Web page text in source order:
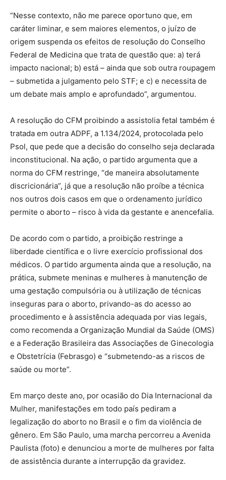
“Nesse contexto, não me parece oportuno que, em
caráter liminar, e sem maiores elementos, o juízo de
origem suspenda os efeitos de resolução do Conselho
Federal de Medicina que trata de questão que: a) terá
impacto nacional; b) está – ainda que sob outra roupagem
– submetida a julgamento pelo STF; e c) e necessita de
um debate mais amplo e aprofundado”, argumentou.
A resolução do CFM proibindo a assistolia fetal também é
tratada em outra ADPF, a 1.134/2024, protocolada pelo
Psol, que pede que a decisão do conselho seja declarada
inconstitucional. Na ação, o partido argumenta que a
norma do CFM restringe, “de maneira absolutamente
discricionária”, já que a resolução não proíbe a técnica
nos outros dois casos em que o ordenamento jurídico
permite o aborto – risco à vida da gestante e anencefalia.
De acordo com o partido, a proibição restringe a
liberdade científica e o livre exercício profissional dos
médicos. O partido argumenta ainda que a resolução, na
prática, submete meninas e mulheres à manutenção de
uma gestação compulsória ou à utilização de técnicas
inseguras para o aborto, privando-as do acesso ao
procedimento e à assistência adequada por vias legais,
como recomenda a Organização Mundial da Saúde (OMS)
e a Federação Brasileira das Associações de Ginecologia
e Obstetrícia (Febrasgo) e “submetendo-as a riscos de
saúde ou morte”.
Em março deste ano, por ocasião do Dia Internacional da
Mulher, manifestações em todo país pediram a
legalização do aborto no Brasil e o fim da violência de
gênero. Em São Paulo, uma marcha percorreu a Avenida
Paulista (foto) e denunciou a morte de mulheres por falta
de assistência durante a interrupção da gravidez.